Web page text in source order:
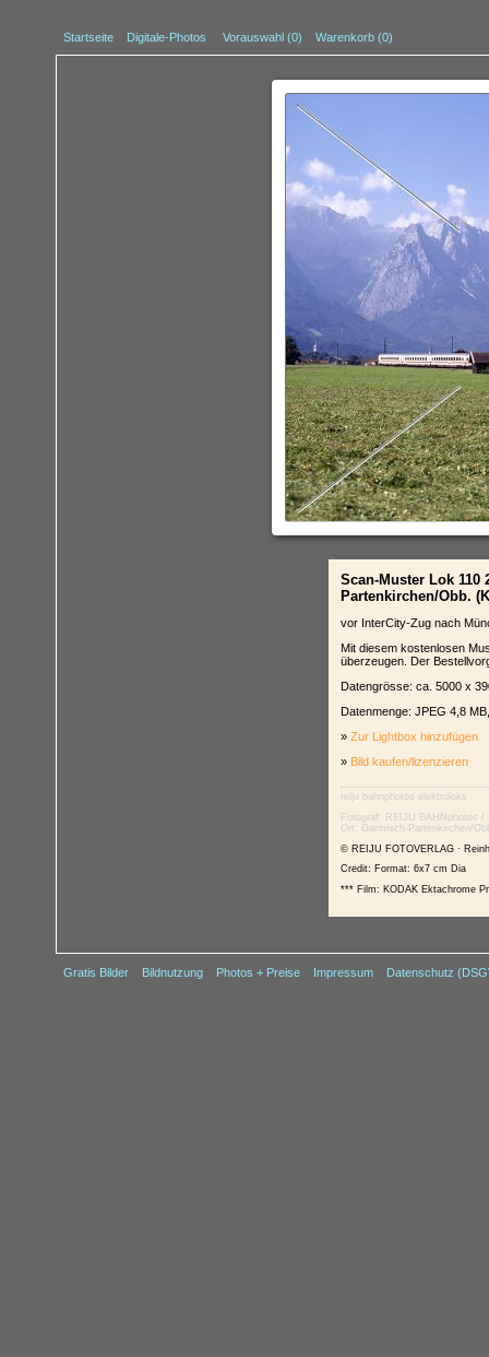
Startseite Digitale-Photos Vorauswahl (0) Warenkorb (0)
Scan-Muster Lok 110
Partenkirchen/Obb.
vor InterCity-Zug nach
Mit diesem kostenlosen
überzeugen. Der
Datengrösse: ca. 5000 x
Datenmenge: JPEG 4,8
» Zur Lightbox hinzufügen
» Bild kaufen/lizenzieren
reiju bahnphotos elektroloks
Fotograf: REIJU BAHNphotos /
Ort: Garmisch-Partenkirchen/
© REIJU FOTOVERLAG ·
Credit: Format: 6x7 cm Dia
*** Film: KODAK Ektachrome
Gratis Bilder Bildnutzung Photos + Preise Impressum Datenschutz